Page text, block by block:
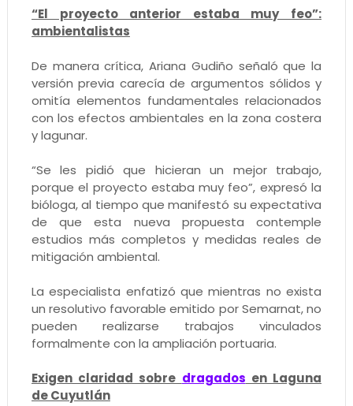
“El proyecto anterior estaba muy feo”:
ambientalistas
De manera crítica, Ariana Gudiño señaló que la
versión previa carecía de argumentos sólidos y
omitía elementos fundamentales relacionados
con los efectos ambientales en la zona costera
y lagunar.
“Se les pidió que hicieran un mejor trabajo,
porque el proyecto estaba muy feo”, expresó la
bióloga, al tiempo que manifestó su expectativa
de que esta nueva propuesta contemple
estudios más completos y medidas reales de
mitigación ambiental.
La especialista enfatizó que mientras no exista
un resolutivo favorable emitido por Semarnat, no
pueden realizarse trabajos vinculados
formalmente con la ampliación portuaria.
Exigen claridad sobre dragados en Laguna
de Cuyutlán